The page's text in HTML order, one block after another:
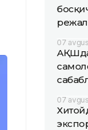
07
07